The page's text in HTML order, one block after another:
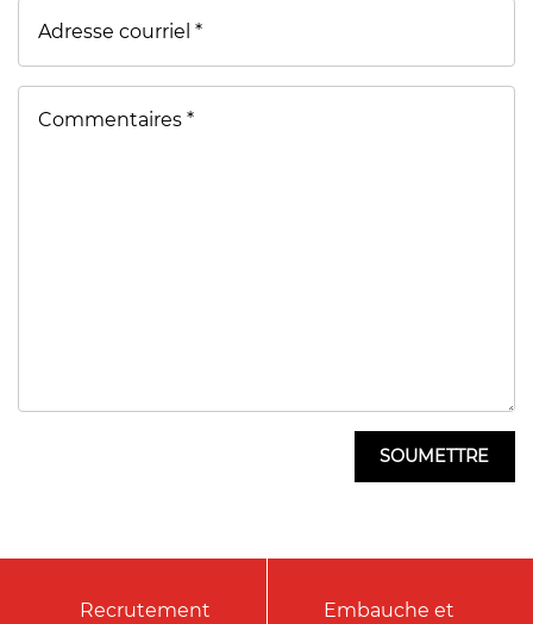
Recrutement
Embauche et